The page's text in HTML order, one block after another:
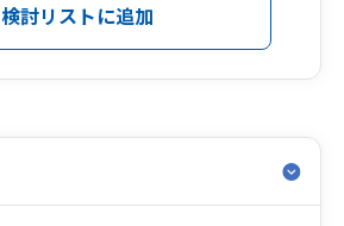
検討リストに追加